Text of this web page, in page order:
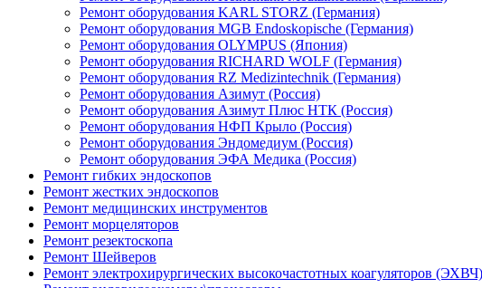
Ремонт оборудования KARL STORZ (Германия)
Ремонт оборудования MGB Endoskopische (Германия)
Ремонт оборудования OLYMPUS (Япония)
Ремонт оборудования RICHARD WOLF (Германия)
Ремонт оборудования RZ Medizintechnik (Германия)
Ремонт оборудования Азимут (Россия)
Ремонт оборудования Азимут Плюс НТК (Россия)
Ремонт оборудования НФП Крыло (Россия)
Ремонт оборудования Эндомедиум (Россия)
Ремонт оборудования ЭФА Медика (Россия)
Ремонт гибких эндоскопов
Ремонт жестких эндоскопов
Ремонт медицинских инструментов
Ремонт морцеляторов
Ремонт резектоскопа
Ремонт Шейверов
Ремонт электрохирургических высокочастотных коагуляторов (ЭХВЧ)